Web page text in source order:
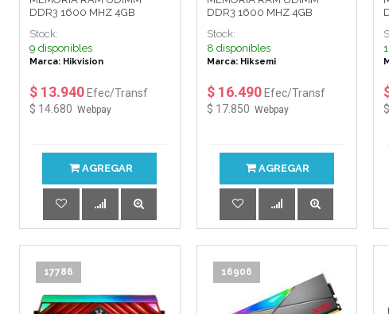
DDR3 1600 MHZ 4GB
Stock:
9 disponibles
Marca: Hikvision
$ 13.940 Efec/Transf
$ 14.680 Webpay
AGREGAR
DDR3 1600 MHZ 4GB
Stock:
8 disponibles
Marca: Hiksemi
$ 16.490Efec/Transf
$ 17.850 Webpay
AGREGAR
17786 16906